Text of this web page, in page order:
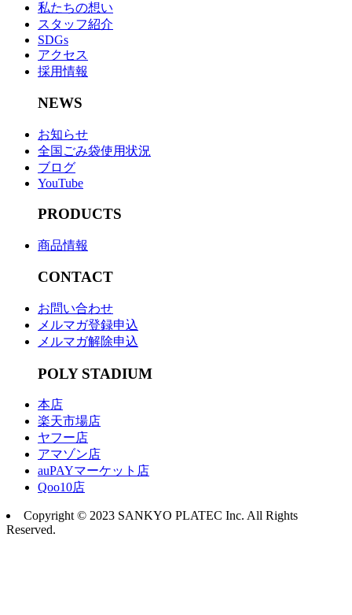
私たちの想い
スタッフ紹介
SDGs
アクセス
採用情報
NEWS
お知らせ
全国ごみ袋使用状況
ブログ
YouTube
PRODUCTS
商品情報
CONTACT
お問い合わせ
メルマガ登録申込
メルマガ解除申込
POLY STADIUM
本店
楽天市場店
ヤフー店
アマゾン店
auPAYマーケット店
Qoo10店
Copyright © 2023 SANKYO PLATEC Inc. All Rights
Reserved.